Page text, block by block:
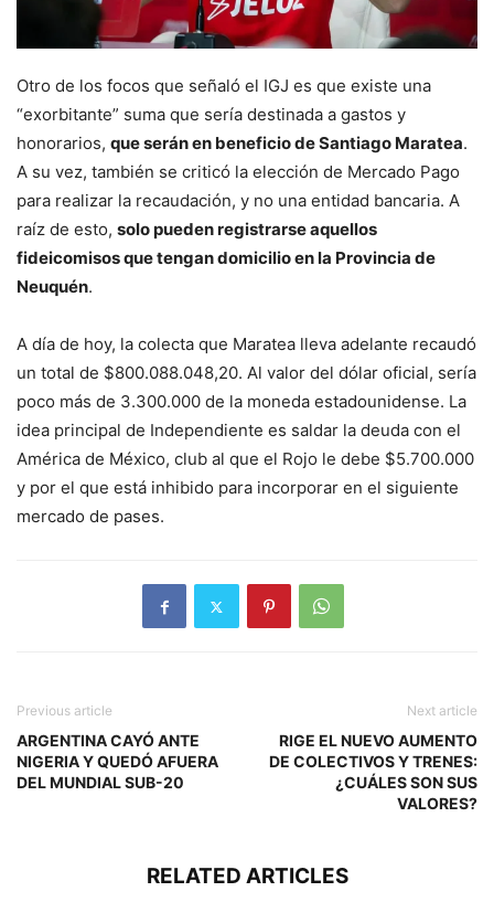
Otro de los focos que señaló el IGJ es que existe una
“exorbitante” suma que sería destinada a gastos y
honorarios, que serán en beneficio de Santiago Maratea.
A su vez, también se criticó la elección de Mercado Pago
para realizar la recaudación, y no una entidad bancaria. A
raíz de esto, solo pueden registrarse aquellos
fideicomisos que tengan domicilio en la Provincia de
Neuquén.
A día de hoy, la colecta que Maratea lleva adelante recaudó
un total de $800.088.048,20. Al valor del dólar oficial, sería
poco más de 3.300.000 de la moneda estadounidense. La
idea principal de Independiente es saldar la deuda con el
América de México, club al que el Rojo le debe $5.700.000
y por el que está inhibido para incorporar en el siguiente
mercado de pases.
Previous article
ARGENTINA CAYÓ ANTE
NIGERIA Y QUEDÓ AFUERA
DEL MUNDIAL SUB-20
Next article
RIGE EL NUEVO AUMENTO
DE COLECTIVOS Y TRENES:
¿CUÁLES SON SUS
VALORES?
RELATED ARTICLES